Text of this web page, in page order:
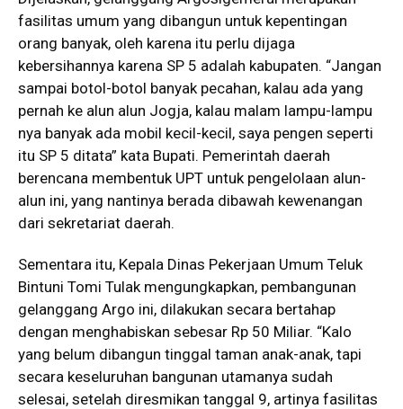
fasilitas umum yang dibangun untuk kepentingan
orang banyak, oleh karena itu perlu dijaga
kebersihannya karena SP 5 adalah kabupaten. “Jangan
sampai botol-botol banyak pecahan, kalau ada yang
pernah ke alun alun Jogja, kalau malam lampu-lampu
nya banyak ada mobil kecil-kecil, saya pengen seperti
itu SP 5 ditata” kata Bupati. Pemerintah daerah
berencana membentuk UPT untuk pengelolaan alun-
alun ini, yang nantinya berada dibawah kewenangan
dari sekretariat daerah.
Sementara itu, Kepala Dinas Pekerjaan Umum Teluk
Bintuni Tomi Tulak mengungkapkan, pembangunan
gelanggang Argo ini, dilakukan secara bertahap
dengan menghabiskan sebesar Rp 50 Miliar. “Kalo
yang belum dibangun tinggal taman anak-anak, tapi
secara keseluruhan bangunan utamanya sudah
selesai, setelah diresmikan tanggal 9, artinya fasilitas